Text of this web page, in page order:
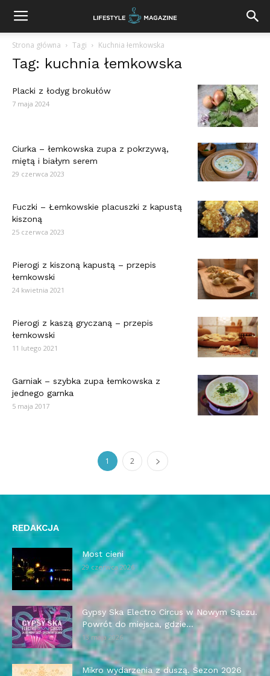
Strona główna Tagi Kuchnia łemkowska
Tag: kuchnia łemkowska
Placki z łodyg brokułów
7 maja 2024
Ciurka – łemkowska zupa z pokrzywą,
miętą i białym serem
29 czerwca 2023
Fuczki – Łemkowskie placuszki z kapustą
kiszoną
25 czerwca 2023
Pierogi z kiszoną kapustą – przepis
łemkowski
24 kwietnia 2021
Pierogi z kaszą gryczaną – przepis
łemkowski
11 lutego 2021
Garniak – szybka zupa łemkowska z
jednego garnka
5 maja 2017
1 2
REDAKCJA
Most cieni
29 czerwca 2026
Gypsy Ska Electro Circus w Nowym Sączu.
Powrót do miejsca, gdzie...
13 maja 2026
Mikro wydarzenia z duszą. Sezon 2026